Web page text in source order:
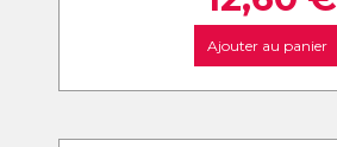
Ajouter au panier